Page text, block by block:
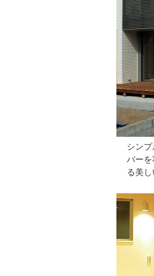
シン
バー
る美し